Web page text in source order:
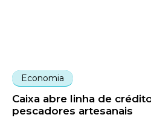
Economia
Caixa abre linha de
pescadores artesanais